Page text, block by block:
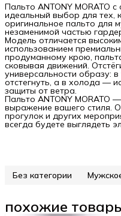
Пальто ANTONY MORATO
идеальный выбор для тех,
оригинальное пальто для
незаменимой частью
Модель отличается
использованием
продуманному крою,
сковывая движений.
универсальности образу:
отстегнуть, а в холода —
защиты от ветра.
Пальто ANTONY MORATO
выражение вашего стиля.
прогулок и других
всегда будете выглядеть
Без категории
похожие